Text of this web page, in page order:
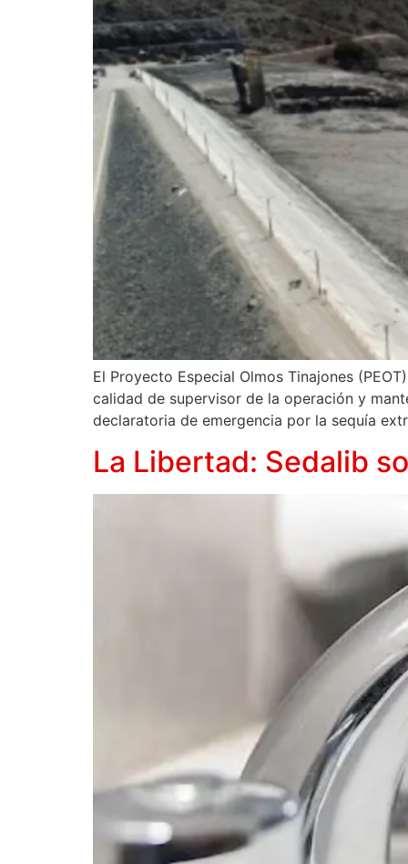
El Proyecto Especial Olmos Tinajones
calidad de supervisor de la operación y
declaratoria de emergencia por la sequía
La Libertad: Sedalib